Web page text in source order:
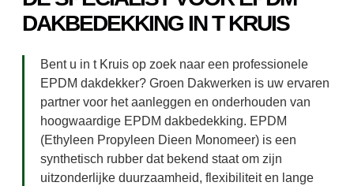
DAKBEDEKKING IN T KRUIS
Bent u in t Kruis op zoek naar een professionele
EPDM dakdekker? Groen Dakwerken is uw ervaren
partner voor het aanleggen en onderhouden van
hoogwaardige EPDM dakbedekking. EPDM
(Ethyleen Propyleen Dieen Monomeer) is een
synthetisch rubber dat bekend staat om zijn
uitzonderlijke duurzaamheid, flexibiliteit en lange